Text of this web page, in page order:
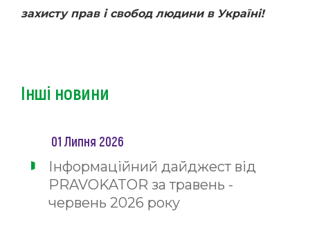
захисту прав і свобод людини в Україні!
Інші новини
01 Липня 2026
Інформаційний дайджест від
PRAVOKATOR за травень -
червень 2026 року